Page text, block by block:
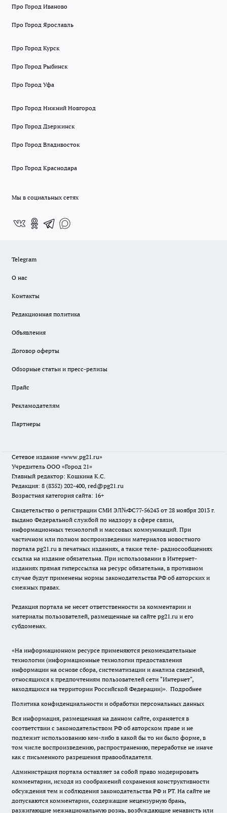
Про Город Иваново
Про Город Ярославль
Про Город Курск
Про Город Рыбинск
Про Город Уфа
Про Город Нижний Новгород
Про Город Дзержинск
Про Город Владивосток
Про Город Краснодара
Мы в социальных сетях
Telegram
О нас
Контакты
Редакционная политика
Объявления
Договор оферты
Обзорные статьи и пресс-релизы
Прайс
Рекламодателям
Партнеры
Сетевое издание «www.pg21.ru»
Учредитель ООО «Город 21»
Главный редактор: Кошкина К.С.
Редакция: 8 (8352) 202-400, red@pg21.ru
Возрастная категория сайта: 16+
Свидетельство о регистрации СМИ ЭЛ№ФС77-56243 от 28 ноября 2013 г.
выдано Федеральной службой по надзору в сфере связи,
информационных технологий и массовых коммуникаций. При
частичном или полном воспроизведении материалов новостного
портала pg21.ru в печатных изданиях, а также теле- радиосообщениях
ссылка на издание обязательна. При использовании в Интернет-
изданиях прямая гиперссылка на ресурс обязательна, в противном
случае будут применены нормы законодательства РФ об авторских и
смежных правах.
Редакция портала не несет ответственности за комментарии и
материалы пользователей, размещенные на сайте pg21.ru и его
субдоменах.
«На информационном ресурсе применяются рекомендательные
технологии (информационные технологии предоставления
информации на основе сбора, систематизации и анализа сведений,
относящихся к предпочтениям пользователей сети "Интернет",
находящихся на территории Российской Федерации)». Подробнее
Политика конфиденциальности и обработки персональных данных
Вся информация, размещенная на данном сайте, охраняется в
соответствии с законодательством РФ об авторском праве и не
подлежит использованию кем-либо в какой бы то ни было форме, в
том числе воспроизведению, распространению, переработке не иначе
как с письменного разрешения правообладателя.
Администрация портала оставляет за собой право модерировать
комментарии, исходя из соображений сохранения конструктивности
обсуждения тем и соблюдения законодательства РФ и РТ. На сайте не
допускаются комментарии, содержащие нецензурную брань,
разжигающие межнациональную рознь, возбуждающие ненависть или